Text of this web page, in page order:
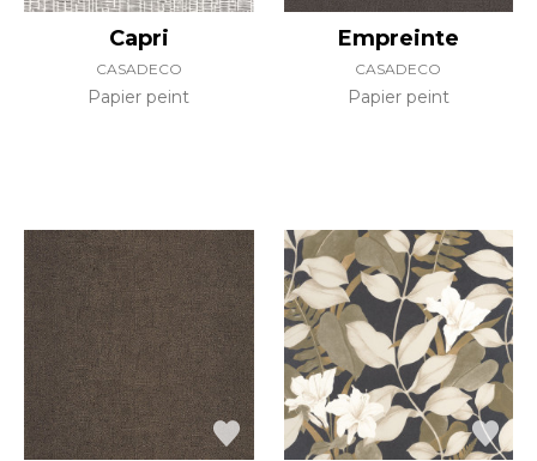
Capri
CASADECO
Papier peint
Empreinte
CASADECO
Papier peint